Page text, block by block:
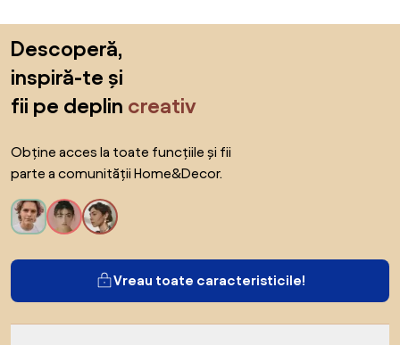
Descoperă,
inspiră-te și
fii pe deplin creativ
Obține acces la toate funcțiile și fii
parte a comunității Home&Decor.
Vreau toate caracteristicile!